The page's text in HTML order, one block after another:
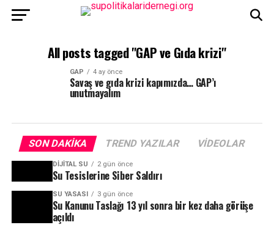
All posts tagged "GAP ve Gıda krizi"
GAP 4 ay önce
Savaş ve gıda krizi kapımızda… GAP’ı
unutmayalım
SON DAKIKA TREND YAZILAR VIDEOLAR
DIJITAL SU 2 gün önce
Su Tesislerine Siber Saldırı
SU YASASI 3 gün önce
Su Kanunu Taslağı 13 yıl sonra bir kez daha görüşe
açıldı